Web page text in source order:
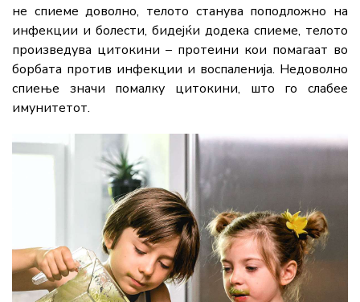
не спиеме доволно, телото станува поподложно на
инфекции и болести, бидејќи додека спиеме, телото
произведува цитокини – протеини кои помагаат во
борбата против инфекции и воспаленија. Недоволно
спиење значи помалку цитокини, што го слабее
имунитетот.